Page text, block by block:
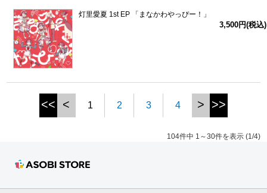
灯里愛夏 1st EP 「まなかわやっぴー！」
3,500円(税込)
<< < 1 2 3 4 > >>
104件中 1～30件を表示 (1/4)